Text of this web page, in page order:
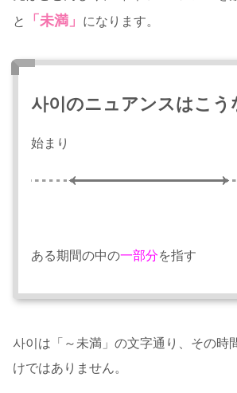
と
「未満」 になります。
사이のニュアンスはこう
始まり
ある期間の中の一部分を指す
사이は「～未満」の文字通り、その時
けではありません。